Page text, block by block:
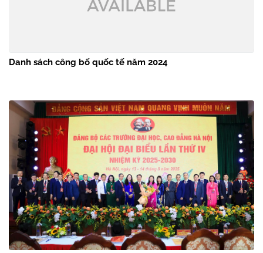
Danh sách công bố quốc tế năm 2024